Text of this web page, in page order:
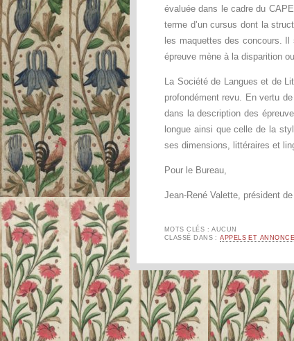
évaluée dans le cadre du
terme d’un cursus dont la
les maquettes des concours.
épreuve mène à la disparition
La Société de Langues et de
profondément revu. En vertu
dans la description des
longue ainsi que celle de la
ses dimensions, littéraires et
Pour le Bureau,
Jean-René Valette, président
MOTS CLÉS : AUCUN
CLASSÉ DANS :APPELS ET